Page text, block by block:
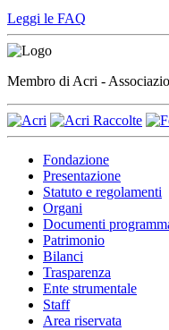
Leggi le FAQ
Membro di Acri -
Fondazione
Presentazione
Statuto e regolamenti
Organi
Documenti
Patrimonio
Bilanci
Trasparenza
Ente strumentale
Staff
Area riservata